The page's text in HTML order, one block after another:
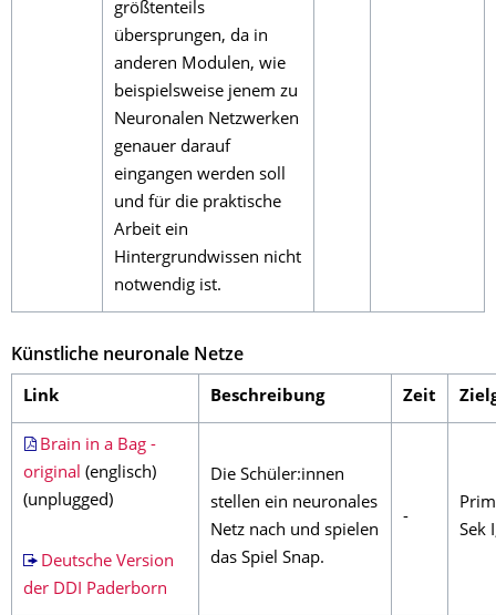
größtenteils
übersprungen, da in
anderen Modulen, wie
beispielsweise jenem zu
Neuronalen Netzwerken
genauer darauf
eingangen werden soll
und für die praktische
Arbeit ein
Hintergrundwissen nicht
notwendig ist.
Künstliche neuronale Netze
Link Beschreibung Zeit
Brain in a Bag -
original (englisch)
(unplugged)
Deutsche Version
der DDI Paderborn
Die Schüler:innen
stellen ein neuronales
Netz nach und spielen
das Spiel Snap.
-
Sek